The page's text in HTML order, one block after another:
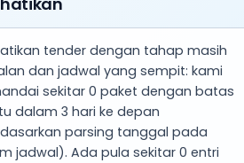
tender dengan tahap masih
dan jadwal yang sempit: kami
sekitar 0 paket dengan batas
dalam 3 hari ke depan
parsing tanggal pada
jadwal). Ada pula sekitar 0 entri